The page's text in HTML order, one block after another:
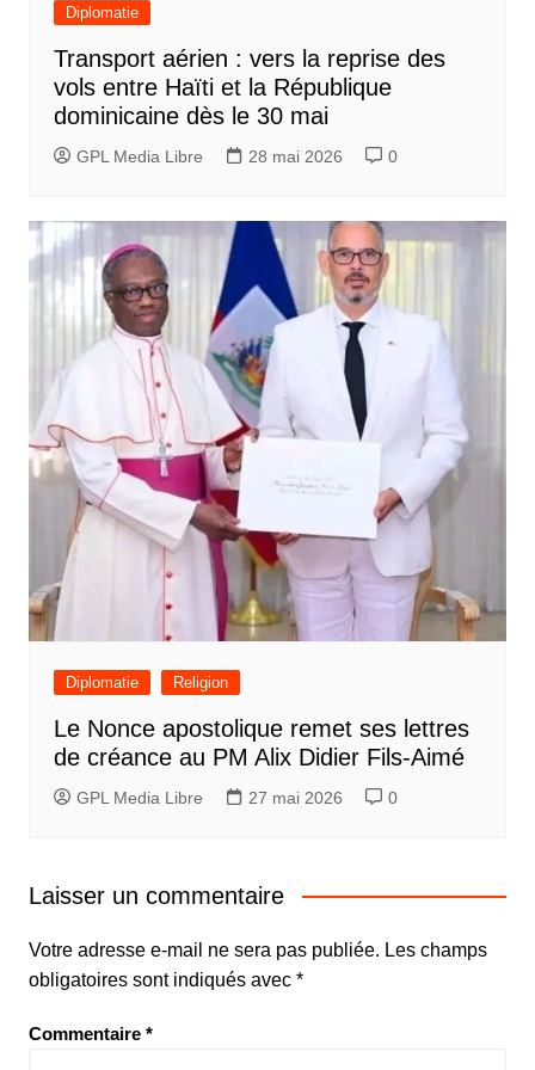
Diplomatie
Transport aérien : vers la reprise des
vols entre Haïti et la République
dominicaine dès le 30 mai
GPL Media Libre 28 mai 2026 0
Diplomatie Religion
Le Nonce apostolique remet ses lettres
de créance au PM Alix Didier Fils-Aimé
GPL Media Libre 27 mai 2026 0
Laisser un commentaire
Votre adresse e-mail ne sera pas publiée. Les champs
obligatoires sont indiqués avec *
Commentaire *